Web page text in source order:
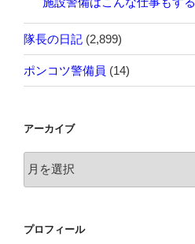
隊長の日記 (2,899)
ポンコツ警備員 (14)
アーカイブ
ー
ブ
プロフィール